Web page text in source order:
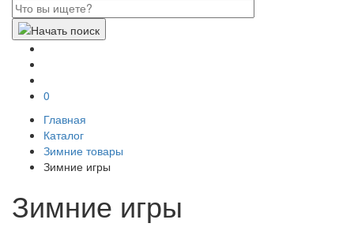
0
Главная
Каталог
Зимние товары
Зимние игры
Зимние игры